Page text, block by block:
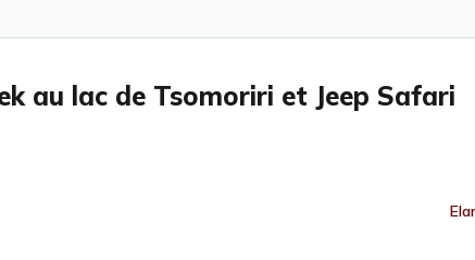
au lac de Tsomoriri et Jeep Safari